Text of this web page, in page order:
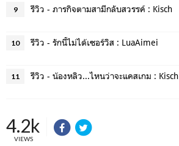
9 รีวิว - ภารกิจตามสามีกลับสวรรค์ : Kisch
10 รีวิว - รักนี้ไม่ได้เซอร์วิส : LuaAimei
11 รีวิว - น้องหลิว...ไหนว่าจะแคสเกม : Kisch
4.2k
VIEWS